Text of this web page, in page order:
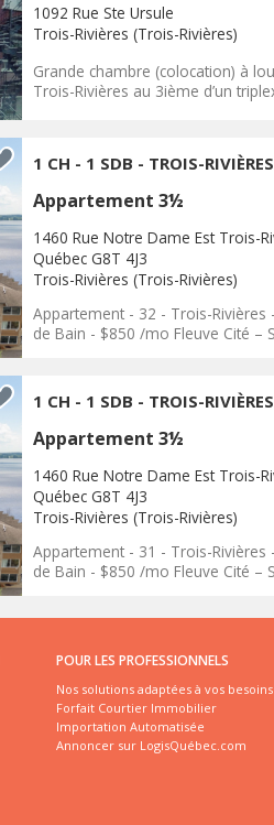
1092 Rue Ste Ursule
Trois-Rivières (Trois-Rivières)
Grande chambre (colocation) à
Trois-Rivières au 3ième d’un
1 CH - 1 SDB - TROIS-
Appartement 3½
1460 Rue Notre Dame Est Trois-
Québec G8T 4J3
Trois-Rivières (Trois-Rivières)
Appartement - 32 - Trois-Rivières
de Bain - $850 /mo Fleuve Cité –
1 CH - 1 SDB - TROIS-
Appartement 3½
1460 Rue Notre Dame Est Trois-
Québec G8T 4J3
Trois-Rivières (Trois-Rivières)
Appartement - 31 - Trois-Rivières
de Bain - $850 /mo Fleuve Cité –
POUR LES PROFESSIONNELS
Nos solutions adaptées à vos besoins
Forfait Courtier Immobilier
Importation Automatisée
Annoncer sur LogisQuébec.com